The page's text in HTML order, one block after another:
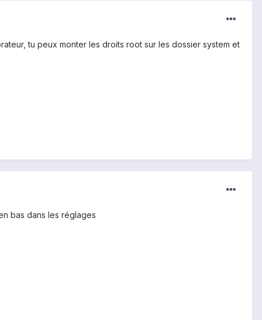
tu peux monter les droits root sur les dossier system et
bas dans les réglages